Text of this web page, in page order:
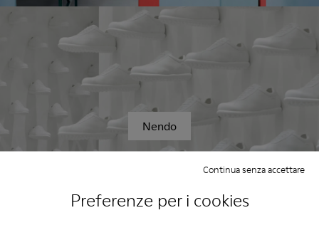
Preferenze per i cookies
Continua senza accettare
Nendo